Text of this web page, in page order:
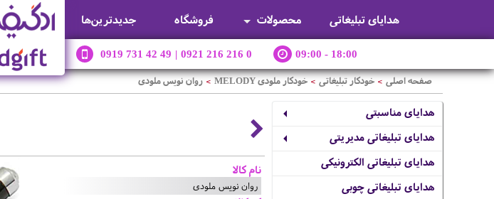
هدایای تبلیغاتی محصولات فروشگاه جديدترين‌ها
0919 731 42 49 | 0921 216 216 0 09:00 - 18:00
صفحه اصلی > خودکار تبلیغاتی > خودکار ملودی MELODY > روان نویس ملودی
هدایای مناسبتی
هدایای تبلیغاتی مدیریتی
هدایای تبلیغاتی الکترونیکی
هدایای تبلیغاتی چوبی
نام کالا
روان نویس ملودی